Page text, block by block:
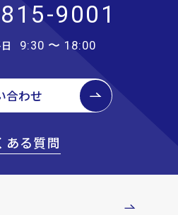
9001
9:30 〜 18:00
合わせ
ある質問